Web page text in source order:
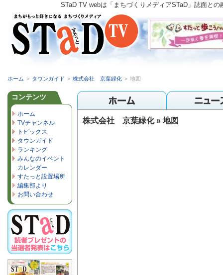
STaD TV webは「まちづくりメディアSTaD」誌面と
ホーム > タウンガイド > 株式会社 京葉緑化 > 地図
株式会社 京葉緑化 » 地図
コンテンツ
ホーム
TVチャンネル
トピックス
タウンガイド
ランキング
みんなのイベント
カレンダー
すたっと設置場所
編集部より
お問い合わせ